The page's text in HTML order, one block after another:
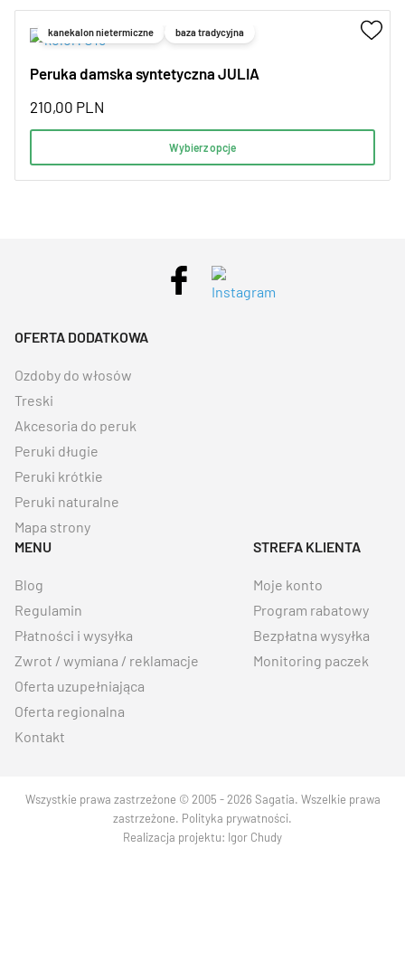
kanekalon nietermiczne baza tradycyjna
Peruka damska syntetyczna JULIA
210,00 PLN
Wybierz opcje
OFERTA DODATKOWA
Ozdoby do włosów
Treski
Akcesoria do peruk
Peruki długie
Peruki krótkie
Peruki naturalne
Mapa strony
MENU
Blog
Regulamin
Płatności i wysyłka
Zwrot / wymiana / reklamacje
Oferta uzupełniająca
Oferta regionalna
Kontakt
STREFA KLIENTA
Moje konto
Program rabatowy
Bezpłatna wysyłka
Monitoring paczek
Wszystkie prawa zastrzeżone © 2005 - 2026 Sagatia. Wszelkie prawa
zastrzeżone. Polityka prywatności.
Realizacja projektu: Igor Chudy